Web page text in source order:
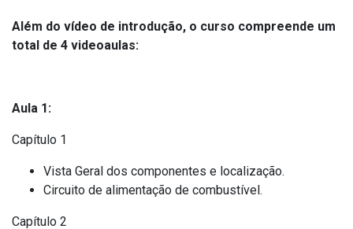
Além do vídeo de introdução, o curso compreende um
total de 4 videoaulas:
Aula 1:
Capítulo 1
Vista Geral dos componentes e localização.
Circuito de alimentação de combustível.
Capítulo 2